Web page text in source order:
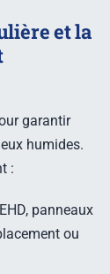
et la
garantir
humides.
:
panneaux
ou